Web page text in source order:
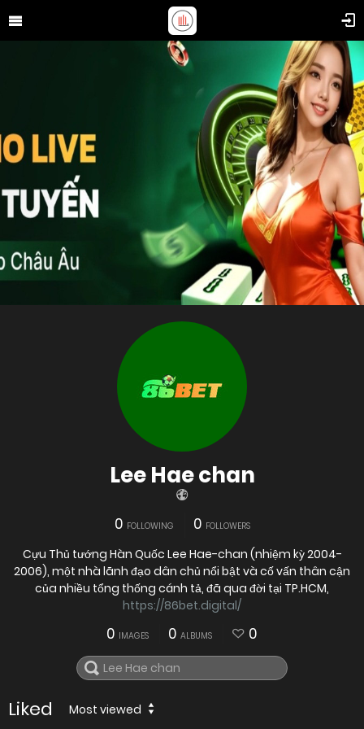
Lee Hae chan
0 FOLLOWING 0 FOLLOWERS
Cựu Thủ tướng Hàn Quốc Lee Hae-chan (nhiệm kỳ 2004-
2006), một nhà lãnh đạo dân chủ nổi bật và cố vấn thân cận
của nhiều tổng thống cánh tả, đã qua đời tại TP.HCM,
https://86bet.digital/
0 IMAGES 0 ALBUMS 0
Liked Most viewed